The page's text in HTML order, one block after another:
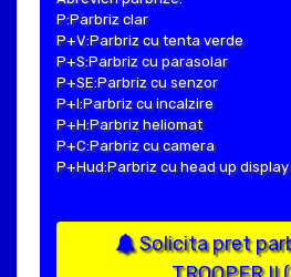
P:Parbriz clar
P+V:Parbriz cu tenta verde
P+S:Parbriz cu parasolar
P+SE:Parbriz cu senzor
P+I:Parbriz cu incalzire
P+H:Parbriz heliomat
P+C:Parbriz cu camera
P+Hud:Parbriz cu head up display
Solicita pret